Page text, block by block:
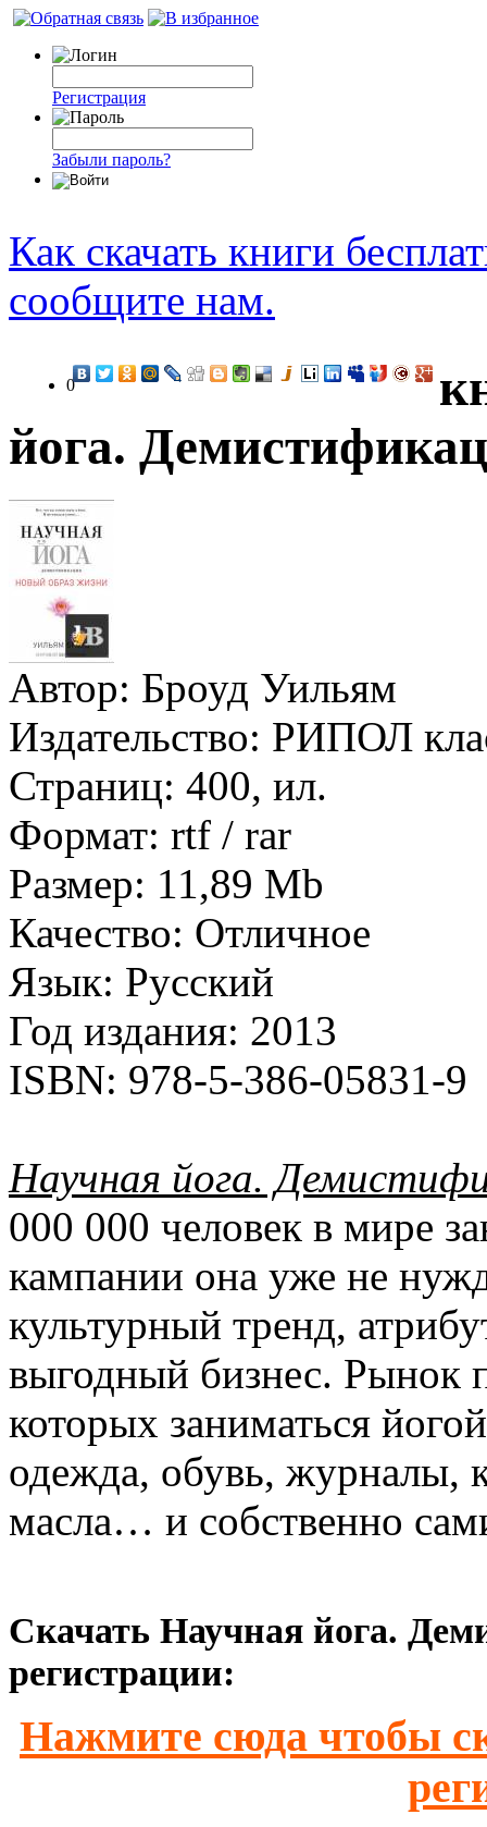
Регистрация
Забыли пароль?
Как скачать книги
сообщите нам.
0
йога.
Автор: Броуд Уильям
Издательство: РИПОЛ
Страниц: 400, ил.
Формат: rtf / rar
Размер: 11,89 Mb
Качество: Отличное
Язык: Русский
Год издания: 2013
ISBN: 978-5-386-05831-9
Научная йога.
000 000 человек в мире
кампании она уже не
культурный тренд,
выгодный бизнес. Рынок
которых заниматься
одежда, обувь, журналы,
масла… и собственно
Скачать Научная йога.
регистрации:
Нажмите сюда чтобы